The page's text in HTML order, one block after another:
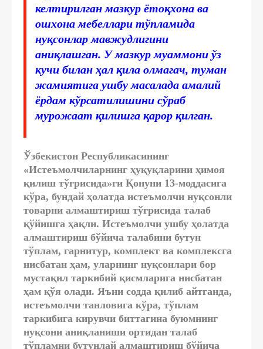
келтирилган мазкур ётоқхона ва
ошхона мебеллари тўпламида
нуқсонлар мавжудлигини
аниқлашган. У мазкур муаммони ўз
кучи билан ҳал қила олмагач, туман
жамиятига ушбу масалада амалий
ёрдам кўрсатилишини сўраб
мурожаат қилишга қарор қилган.
Ўзбекистон Республикасининг
«Истеъмолчиларнинг ҳуқуқларини ҳимоя
қилиш тўғрисида»ги Қонуни 13-моддасига
кўра, бундай ҳолатда истеъмолчи нуқсонли
товарни алмаштириш тўғрисида талаб
қўйишга ҳақли. Истеъмолчи ушбу ҳолатда
алмаштириш бўйича талабини бутун
тўплам, гарнитур, комплект ва комплексга
нисбатан ҳам, уларнинг нуқсонлари бор
мустақил таркибий қисмларига нисбатан
ҳам қўя олади. Яъни содда қилиб айтганда,
истеъмолчи танловига кўра, тўплам
таркибига кирувчи биттагина буюмнинг
нуқсони аниқланиши ортидан талаб
тўпламни бутунлай алмаштириш бўйича